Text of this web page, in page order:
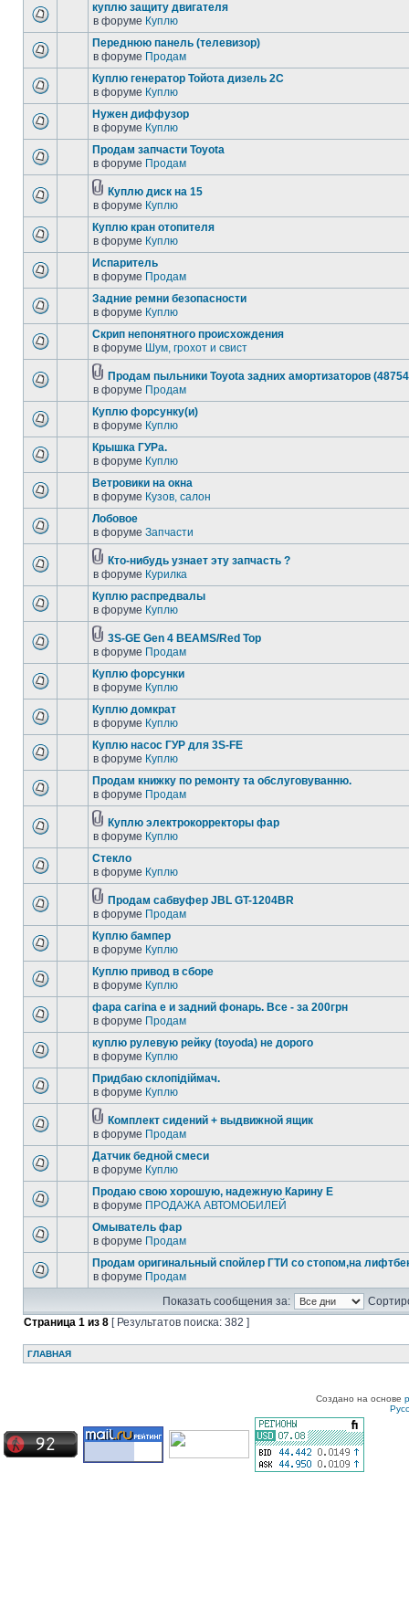
куплю защиту двигателя
в форуме Куплю
Переднюю панель (телевизор)
в форуме Продам
Куплю генератор Тойота дизель 2С
в форуме Куплю
Нужен диффузор
в форуме Куплю
Продам запчасти Toyota
в форуме Продам
Куплю диск на 15
в форуме Куплю
Куплю кран отопителя
в форуме Куплю
Испаритель
в форуме Продам
Задние ремни безопасности
в форуме Куплю
Скрип непонятного происхождения
в форуме Шум, грохот и свист
Продам пыльники Toyota задних амортизаторов
в форуме Продам
Куплю форсунку(и)
в форуме Куплю
Крышка ГУРа.
в форуме Куплю
Ветровики на окна
в форуме Кузов, салон
Лобовое
в форуме Запчасти
Кто-нибудь узнает эту запчасть ?
в форуме Курилка
Куплю распредвалы
в форуме Куплю
3S-GE Gen 4 BEAMS/Red Top
в форуме Продам
Куплю форсунки
в форуме Куплю
Куплю домкрат
в форуме Куплю
Куплю насос ГУР для 3S-FE
в форуме Куплю
Продам книжку по ремонту та обслуговуванню.
в форуме Продам
Куплю электрокорректоры фар
в форуме Куплю
Стекло
в форуме Куплю
Продам сабвуфер JBL GT-1204BR
в форуме Продам
Куплю бампер
в форуме Куплю
Куплю привод в сборе
в форуме Куплю
фара carina e и задний фонарь. Все - за 200грн
в форуме Продам
куплю рулевую рейку (toyoda) не дорого
в форуме Куплю
Придбаю склопідіймач.
в форуме Куплю
Комплект сидений + выдвижной ящик
в форуме Продам
Датчик бедной смеси
в форуме Куплю
Продаю свою хорошую, надежную Карину Е
в форуме ПРОДАЖА АВТОМОБИЛЕЙ
Омыватель фар
в форуме Продам
Продам оригинальный спойлер ГТИ со стопом,на
в форуме Продам
Показать сообщения за:
Страница 1 из 8 [ Результатов поиска: 382 ]
ГЛАВНАЯ
Создано на основе